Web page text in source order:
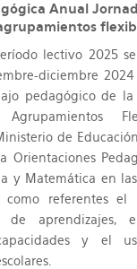
Anual
lectivo 2025
diciembre
pedagógico de la
Agrupamientos
de
Orientaciones
y Matemática en
como referentes el
de aprendizajes,
y el